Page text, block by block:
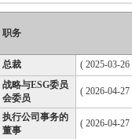
职务
总裁
( 2025-03-
战略与ESG委员
会委员
( 2026-04-
执行公司事务的
董事
( 2026-04-